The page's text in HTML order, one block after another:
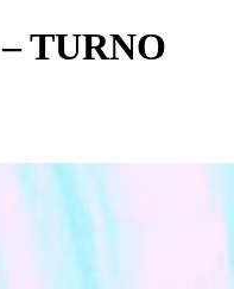
TURNO